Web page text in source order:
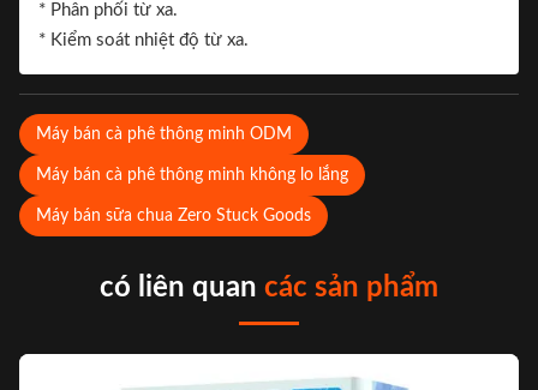
* Phân phối từ xa.
* Kiểm soát nhiệt độ từ xa.
Máy bán cà phê thông minh ODM
Máy bán cà phê thông minh không lo lắng
Máy bán sữa chua Zero Stuck Goods
có liên quan các sản phẩm